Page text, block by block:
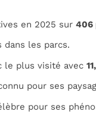
en 2025 sur 406
dans les parcs.
le plus visité avec
pour ses
pour ses